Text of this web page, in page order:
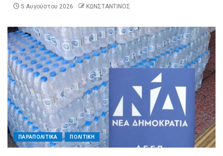
5 Αυγούστου 2026 ΚΩΝΣΤΑΝΤΙΝΟΣ
ΠΑΡΑΠΟΛΙΤΙΚΑ ΠΟΛΙΤΙΚΗ